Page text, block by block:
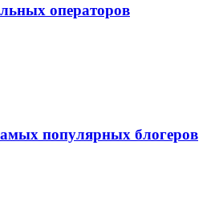
операторов
популярных блогеров